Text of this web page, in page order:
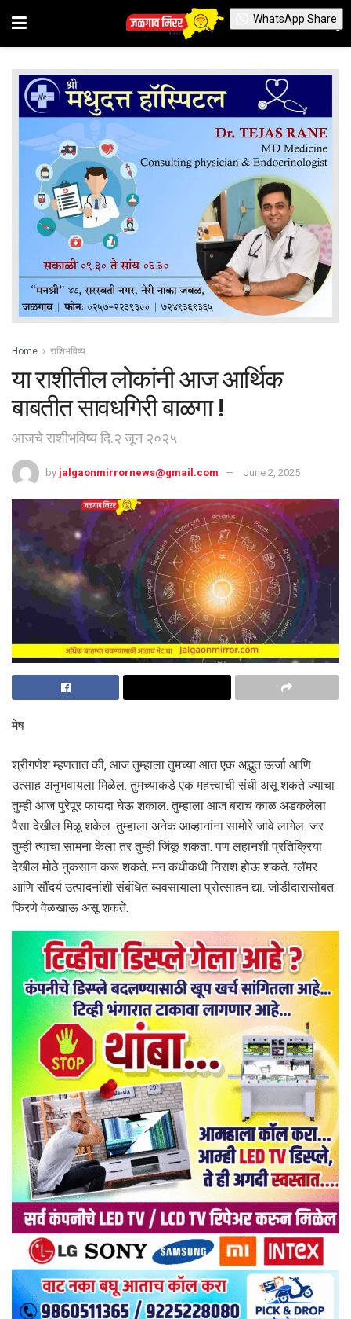
Home राशिभविष्य
या राशीतील लोकांनी आज आर्थिक
बाबतीत सावधगिरी बाळगा !
आजचे राशीभविष्य दि.२ जून २०२५
by jalgaonmirrornews@gmail.com June 2, 2025
मेष
श्रीगणेश म्‍हणतात की, आज तुम्हाला तुमच्या आत एक अद्भुत ऊर्जा आणि
उत्साह अनुभवायला मिळेल. तुमच्याकडे एक महत्त्वाची संधी असू शकते ज्याचा
तुम्ही आज पुरेपूर फायदा घेऊ शकाल. तुम्हाला आज बराच काळ अडकलेला
पैसा देखील मिळू शकेल. तुम्हाला अनेक आव्हानांना सामोरे जावे लागेल. जर
तुम्ही त्याचा सामना केला तर तुम्ही जिंकू शकता. पण लहानशी प्रतिक्रिया
देखील मोठे नुकसान करू शकते. मन कधीकधी निराश होऊ शकते. ग्लॅमर
आणि सौंदर्य उत्पादनांशी संबंधित व्यवसायाला प्रोत्साहन द्या. जोडीदारासोबत
फिरणे वेळखाऊ असू शकते.
WhatsApp Share